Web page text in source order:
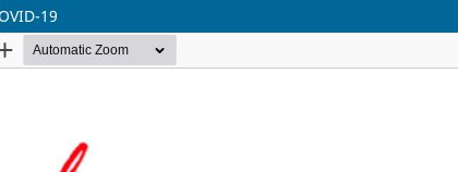
19